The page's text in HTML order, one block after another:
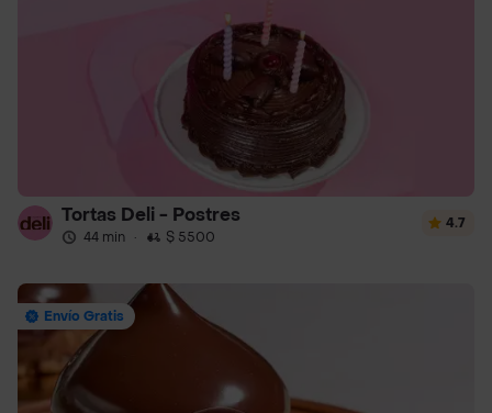
Tortas Deli - Postres
44 min · $ 5500
4.7
Envío Gratis